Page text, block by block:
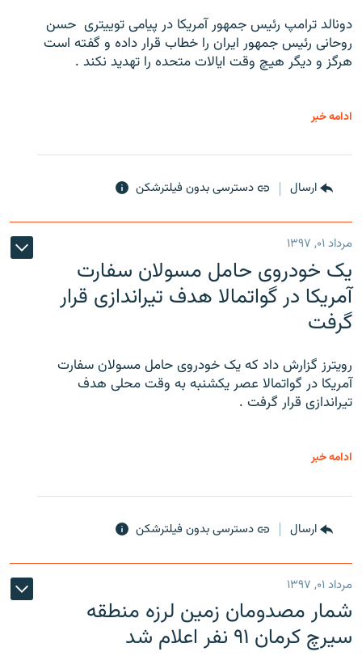
دونالد ترامپ رئیس جمهور آمریکا در پیامی توییتری ‌ حسن
روحانی رئیس جمهور ایران را خطاب قرار داده و گفته است
هرگز و دیگر هیچ وقت ایالات متحده را تهدید نکند .
ادامه خبر
ارسال دسترسی بدون فیلترشکن
مرداد ۰۱, ۱۳۹۷
یک خودروی حامل مسولان سفارت
آمریکا در گواتمالا هدف تیراندازی قرار
گرفت
رویترز گزارش داد که یک خودروی حامل مسولان سفارت
آمریکا در گواتمالا عصر یکشنبه به وقت محلی هدف
تیراندازی قرار گرفت .
ادامه خبر
ارسال دسترسی بدون فیلترشکن
مرداد ۰۱, ۱۳۹۷
شمار مصدومان زمین لرزه منطقه
سیرچ کرمان ۹۱ نفر اعلام شد